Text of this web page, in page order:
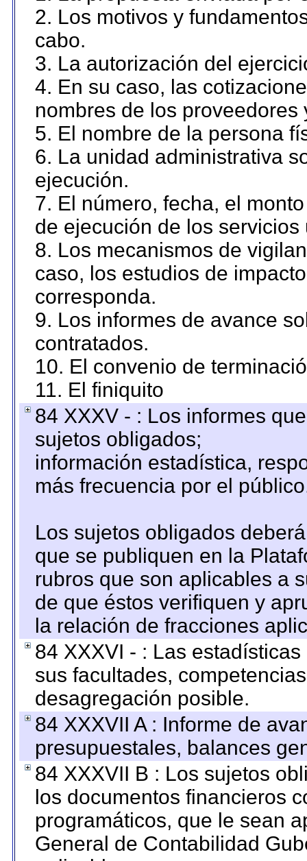
2. Los motivos y
cabo.
3. La autorización del
4. En su caso, las
nombres de los proveedores
5. El nombre de la persona
6. La unidad administrativa
ejecución.
7. El número, fecha, el
de ejecución de los servicios
8. Los mecanismos de
caso, los estudios de
corresponda.
9. Los informes de avance
contratados.
10. El convenio de
11. El finiquito
84 XXXV - : Los informes
sujetos obligados;
información estadística,
más frecuencia por el
Los sujetos obligados
que se publiquen en la
rubros que son aplicables a
de que éstos verifiquen y
la relación de fracciones
84 XXXVI - : Las
sus facultades,
desagregación posible.
84 XXXVII A : Informe de
presupuestales, balances
84 XXXVII B : Los sujetos
los documentos financieros
programáticos, que le sean
General de Contabilidad